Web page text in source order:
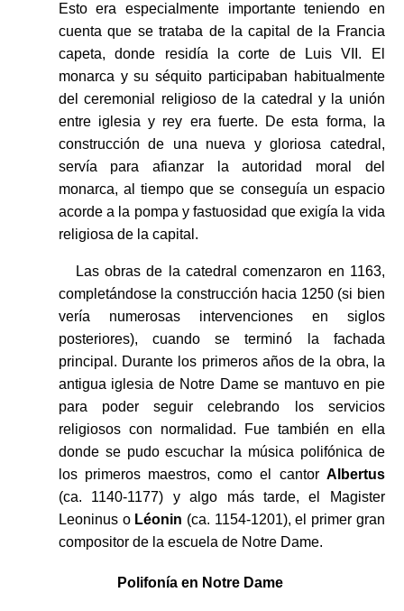
Esto era especialmente importante teniendo en
cuenta que se trataba de la capital de la Francia
capeta, donde residía la corte de Luis VII. El
monarca y su séquito participaban habitualmente
del ceremonial religioso de la catedral y la unión
entre iglesia y rey era fuerte. De esta forma, la
construcción de una nueva y gloriosa catedral,
servía para afianzar la autoridad moral del
monarca, al tiempo que se conseguía un espacio
acorde a la pompa y fastuosidad que exigía la vida
religiosa de la capital.
Las obras de la catedral comenzaron en 1163,
completándose la construcción hacia 1250 (si bien
vería numerosas intervenciones en siglos
posteriores), cuando se terminó la fachada
principal. Durante los primeros años de la obra, la
antigua iglesia de Notre Dame se mantuvo en pie
para poder seguir celebrando los servicios
religiosos con normalidad. Fue también en ella
donde se pudo escuchar la música polifónica de
los primeros maestros, como el cantor Albertus
(ca. 1140-1177) y algo más tarde, el Magister
Leoninus o Léonin (ca. 1154-1201), el primer gran
compositor de la escuela de Notre Dame.
Polifonía en Notre Dame